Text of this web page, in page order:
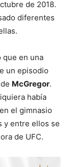
de 2018.
diferentes
en una
un episodio
McGregor.
había
el gimnasio
y entre ellos se
de UFC.